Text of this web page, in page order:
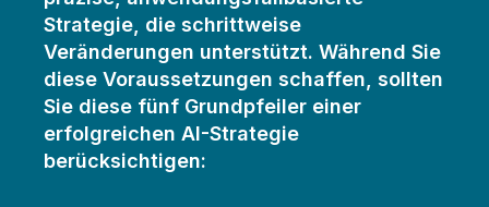
Strategie, die schrittweise
Veränderungen unterstützt. Während Sie
diese Voraussetzungen schaffen, sollten
Sie diese fünf Grundpfeiler einer
erfolgreichen AI-Strategie
berücksichtigen: